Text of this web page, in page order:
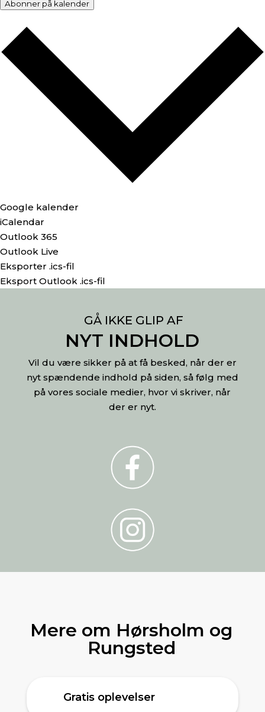
Abonner på kalender
Google kalender
iCalendar
Outlook 365
Outlook Live
Eksporter .ics-fil
Eksport Outlook .ics-fil
GÅ IKKE GLIP AF
NYT INDHOLD
Vil du være sikker på at få besked, når der er
nyt spændende indhold på siden, så følg med
på vores sociale medier, hvor vi skriver, når
der er nyt.
Mere om Hørsholm og
Rungsted
Gratis oplevelser